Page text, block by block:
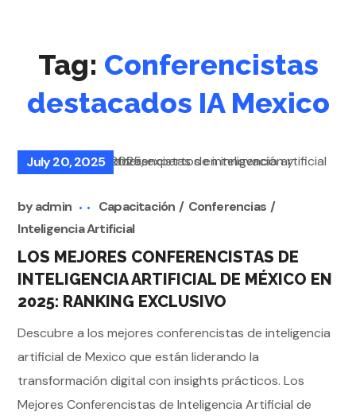
Tag: Conferencistas
destacados IA Mexico
July 20, 2025
byadmin Capacitación
Conferencias
Inteligencia Artificial
LOS MEJORES CONFERENCISTAS DE
INTELIGENCIA ARTIFICIAL DE MÉXICO EN
2025: RANKING EXCLUSIVO
Descubre a los mejores conferencistas de inteligencia
artificial de Mexico que están liderando la
transformación digital con insights prácticos. Los
Mejores Conferencistas de Inteligencia Artificial de